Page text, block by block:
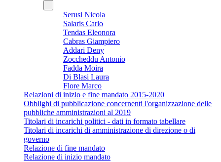
Serusi Nicola
Salaris Carlo
Tendas Eleonora
Cabras Giampiero
Addari Deny
Zoccheddu Antonio
Fadda Moira
Di Blasi Laura
Flore Marco
Relazioni di inizio e fine mandato 2015-2020
Obblighi di pubblicazione concernenti l'organizzazione delle
pubbliche amministrazioni al 2019
Titolari di incarichi politici - dati in formato tabellare
Titolari di incarichi di amministrazione di direzione o di
governo
Relazione di fine mandato
Relazione di inizio mandato